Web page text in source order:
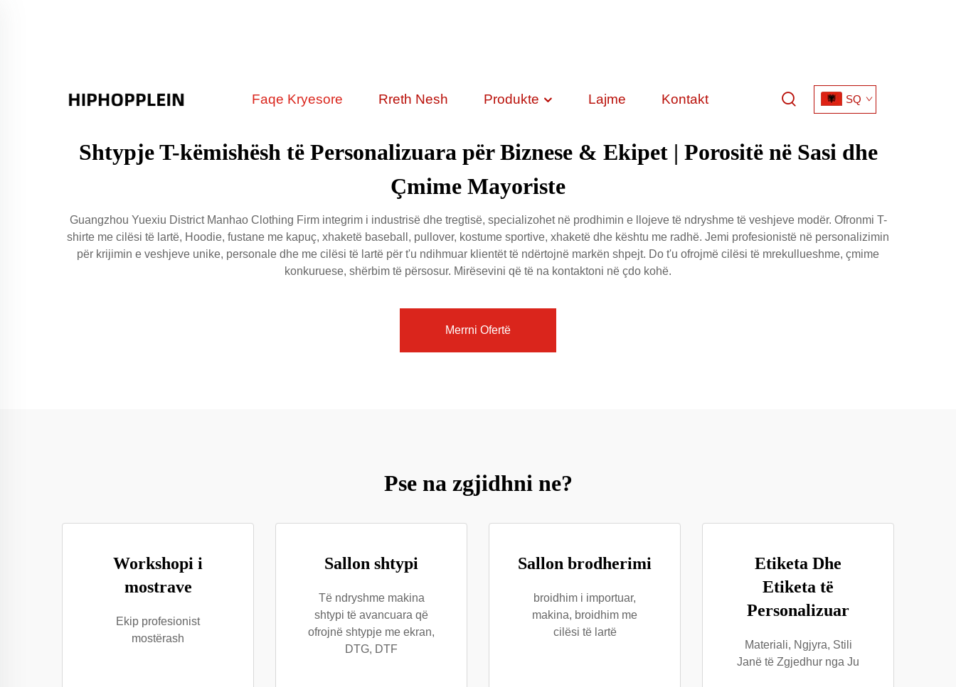
Faqe Kryesore Rreth Nesh Produkte Lajme Kontakt SQ
Shtypje T-këmishësh të Personalizuara për Biznese & Ekipet | Porositë në Sasi dhe
Çmime Mayoriste
Guangzhou Yuexiu District Manhao Clothing Firm integrim i industrisë dhe tregtisë, specializohet në prodhimin e llojeve të ndryshme të veshjeve modër. Ofronmi T-
shirte me cilësi të lartë, Hoodie, fustane me kapuç, xhaketë baseball, pullover, kostume sportive, xhaketë dhe kështu me radhë. Jemi profesionistë në personalizimin
për krijimin e veshjeve unike, personale dhe me cilësi të lartë për t'u ndihmuar klientët të ndërtojnë markën shpejt. Do t'u ofrojmë cilësi të mrekullueshme, çmime
konkuruese, shërbim të përsosur. Mirësevini që të na kontaktoni në çdo kohë.
Merrni Ofertë
Pse na zgjidhni ne?
Workshopi i
mostrave
Ekip profesionist
mostërash
Sallon shtypi
Të ndryshme makina
shtypi të avancuara që
ofrojnë shtypje me ekran,
DTG, DTF
Sallon brodherimi
broidhim i importuar,
makina, broidhim me
cilësi të lartë
Etiketa Dhe
Etiketa të
Personalizuar
Materiali, Ngjyra, Stili
Janë të Zgjedhur nga Ju